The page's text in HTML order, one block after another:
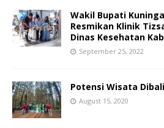
Wakil Bupati
Resmikan Klinik
Dinas Kesehatan
September 25, 2022
Potensi Wisata
August 15, 2020